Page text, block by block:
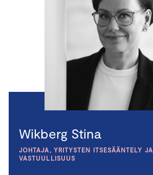
Wikberg Stina
JOHTAJA, YRITYSTEN ITSESÄÄNTELY JA
VASTUULLISUUS